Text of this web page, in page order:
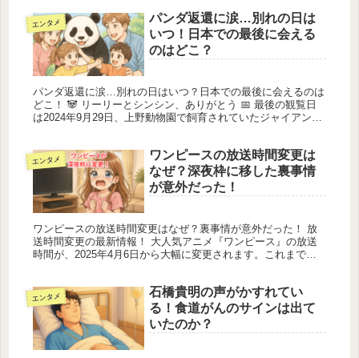
エンタメ
パンダ返還に涙…別れの日は
いつ！日本での最後に会える
のはどこ？
パンダ返還に涙…別れの日はいつ？日本での最後に会えるのは
どこ！ 🐼 リーリーとシンシン、ありがとう 📅 最後の観覧日
は2024年9月29日、上野動物園で飼育されていたジャイアント
エンタメ
ワンピースの放送時間変更は
なぜ？深夜枠に移した裏事情
が意外だった！
ワンピースの放送時間変更はなぜ？裏事情が意外だった！ 放
送時間変更の最新情報！ 大人気アニメ『ワンピース』の放送
時間が、2025年4月6日から大幅に変更されます。これまで約
エンタメ
石橋貴明の声がかすれてい
る！食道がんのサインは出て
いたのか？